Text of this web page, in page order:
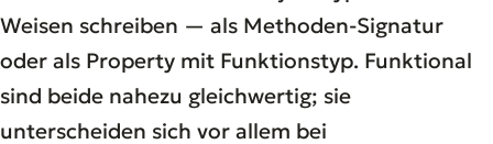
Weisen schreiben — als Methoden-Signatur
oder als Property mit Funktionstyp. Funktional
sind beide nahezu gleichwertig; sie
unterscheiden sich vor allem bei